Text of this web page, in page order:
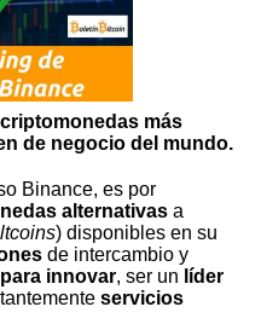
más
de negocio del mundo.
Binance, es por
alternativas a
) disponibles en su
de intercambio y
innovar, ser un líder
servicios